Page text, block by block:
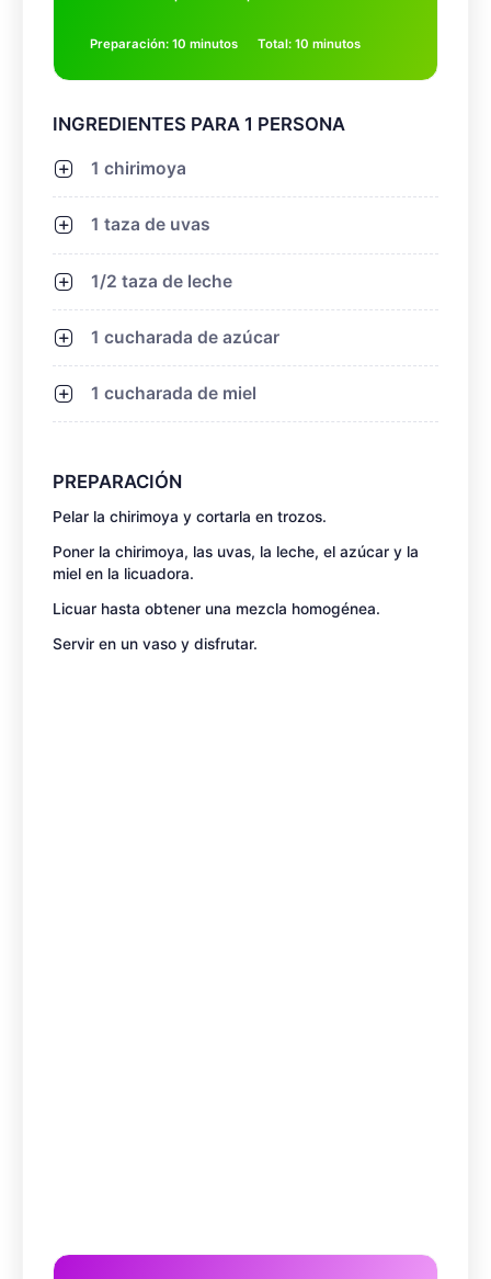
Preparación: 10 minutos Total: 10 minutos
INGREDIENTES PARA 1 PERSONA
1 chirimoya
1 taza de uvas
1/2 taza de leche
1 cucharada de azúcar
1 cucharada de miel
PREPARACIÓN
Pelar la chirimoya y cortarla en trozos.
Poner la chirimoya, las uvas, la leche, el azúcar y la
miel en la licuadora.
Licuar hasta obtener una mezcla homogénea.
Servir en un vaso y disfrutar.